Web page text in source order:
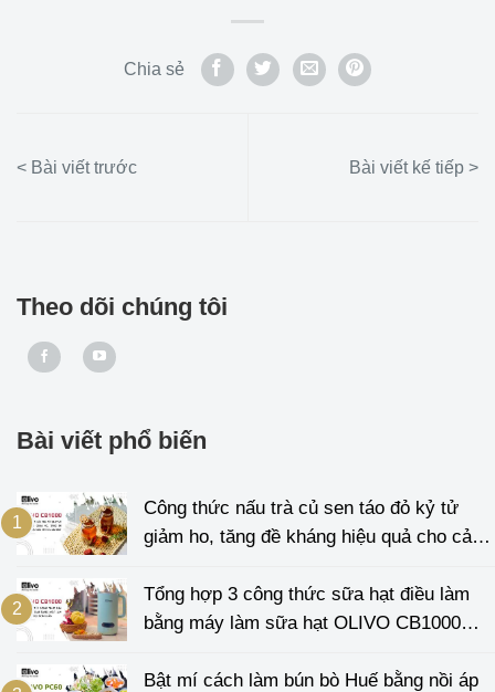
Chia sẻ
Theo dõi chúng tôi
Bài viết phổ biến
Công thức nấu trà củ sen táo đỏ kỷ tử
giảm ho, tăng đề kháng hiệu quả cho cả
Tổng hợp 3 công thức sữa hạt điều làm
bằng máy làm sữa hạt OLIVO CB1000
Bật mí cách làm bún bò Huế bằng nồi áp